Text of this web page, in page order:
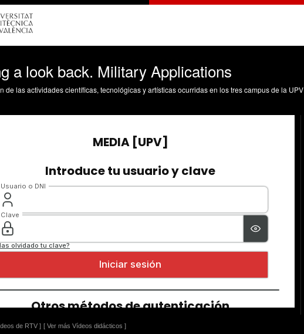
a look back. Military Applications
de las actividades científicas, tecnológicas y artísticas ocurridas en los tres campus de la UPV
de RTV ] [ Ver más Vídeos didácticos ]